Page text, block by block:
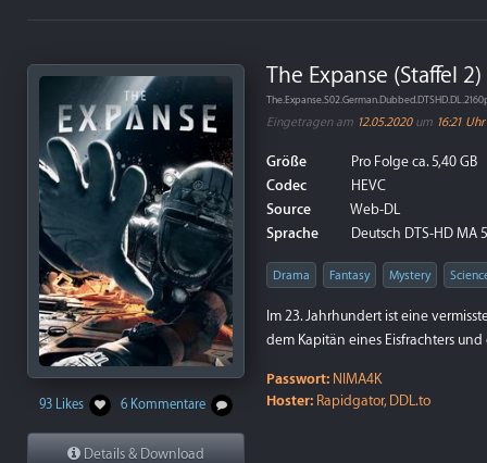
93 Likes 6 Kommentare
Details & Download
The Expanse (Staffel 2)
Eingetragen am 12.05.2020um 16:21 Uhr
Größe
Pro Folge ca. 5,40 GB
Codec
HEVC
Source
Web-DL
Sprache
Deutsch DTS-HD MA
Drama Fantasy Mystery
Im 23. Jahrhundert ist eine
dem Kapitän eines Eisfrachters
Passwort: NIMA4K
Hoster: Rapidgator, DDL.to